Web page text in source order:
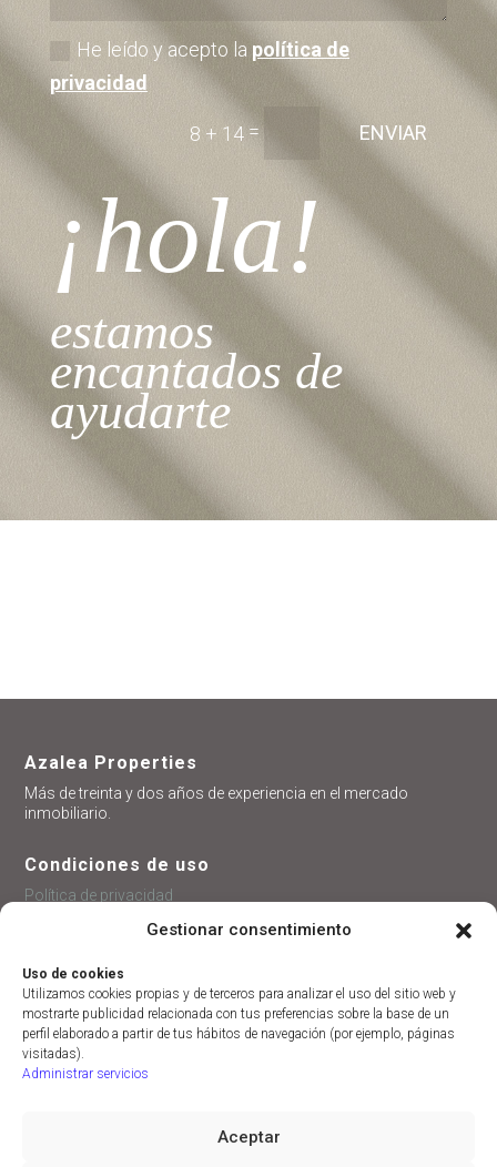
Gestionar consentimiento
Uso de cookies
Utilizamos cookies propias y de terceros para analizar el uso del sitio web y
mostrarte publicidad relacionada con tus preferencias sobre la base de un
perfil elaborado a partir de tus hábitos de navegación (por ejemplo, páginas
visitadas).
Administrar servicios
Aceptar
He leído y acepto la política de
privacidad
8 + 14 = ENVIAR
¡hola!
estamos
encantados de
ayudarte
Azalea Properties
Más de treinta y dos años de experiencia en el mercado
inmobiliario.
Condiciones de uso
Política de privacidad